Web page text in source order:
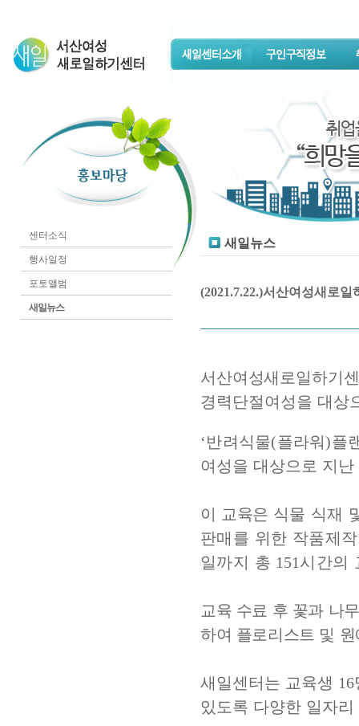
센터소식
행사일정
포토앨범
새일뉴스
새일뉴스
(2021.7.22.)서산여성새로
서산여성새로일하기
경력단절여성을 대상
‘반려식물(플라워)플
여성을 대상으로 지난
이 교육은 식물 식재
판매를 위한 작품제
일까지 총 151 시간의
교육 수료 후 꽃과 나
하여 플로리스트 및
새일센터는 교육생 16
있도록 다양한 일자